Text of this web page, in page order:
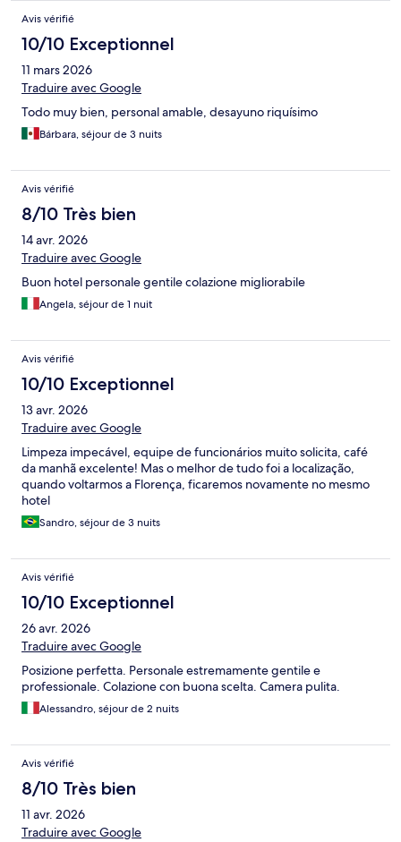
Avis vérifié
10/10 Exceptionnel
11 mars 2026
Traduire avec Google
Todo muy bien, personal amable, desayuno riquísimo
Bárbara, séjour de 3 nuits
Avis vérifié
8/10 Très bien
14 avr. 2026
Traduire avec Google
Buon hotel personale gentile colazione migliorabile
Angela, séjour de 1 nuit
Avis vérifié
10/10 Exceptionnel
13 avr. 2026
Traduire avec Google
Limpeza impecável, equipe de funcionários muito solicita, café
da manhã excelente! Mas o melhor de tudo foi a localização,
quando voltarmos a Florença, ficaremos novamente no mesmo
hotel
Sandro, séjour de 3 nuits
Avis vérifié
10/10 Exceptionnel
26 avr. 2026
Traduire avec Google
Posizione perfetta. Personale estremamente gentile e
professionale. Colazione con buona scelta. Camera pulita.
Alessandro, séjour de 2 nuits
Avis vérifié
8/10 Très bien
11 avr. 2026
Traduire avec Google